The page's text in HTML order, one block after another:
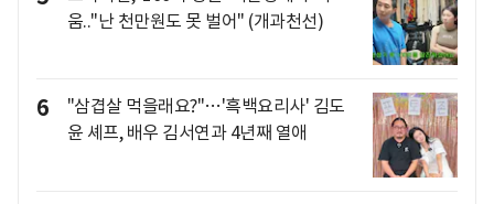
움.."난 천만원도 못 벌어" (개과천선)
6
"삼겹살 먹을래요?"…'흑백요리사' 김도
윤 셰프, 배우 김서연과 4년째 열애